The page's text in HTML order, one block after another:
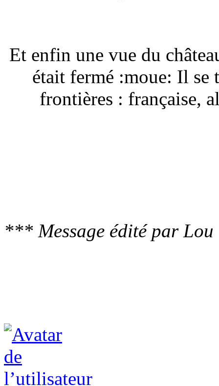
Et enfin une vue du
était fermé :moue: Il
frontières : française,
*** Message édité par